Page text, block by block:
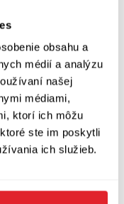
obsahu a
médií a analýzu
našej
médiami,
ktorí ich môžu
ste im poskytli
ich služieb.